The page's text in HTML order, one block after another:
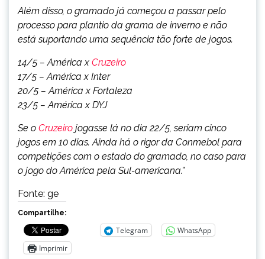
Além disso, o gramado já começou a passar pelo
processo para plantio da grama de inverno e não
está suportando uma sequência tão forte de jogos.
14/5 – América x Cruzeiro
17/5 – América x Inter
20/5 – América x Fortaleza
23/5 – América x DYJ
Se o Cruzeiro jogasse lá no dia 22/5, seriam cinco
jogos em 10 dias. Ainda há o rigor da Conmebol para
competições com o estado do gramado, no caso para
o jogo do América pela Sul-americana.”
Fonte: ge
Compartilhe:
Telegram
WhatsApp
Imprimir